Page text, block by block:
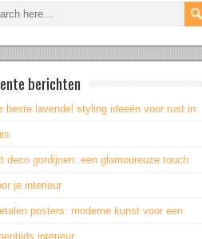
berichten
beste lavendel styling ideeën voor rust in
deco gordijnen: een glamoureuze touch
je interieur
posters: moderne kunst voor een
interieur